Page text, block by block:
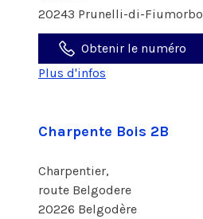
20243 Prunelli-di-Fiumorbo
Obtenir le numéro
Plus d'infos
Charpente Bois 2B
Charpentier,
route Belgodere
20226 Belgodère